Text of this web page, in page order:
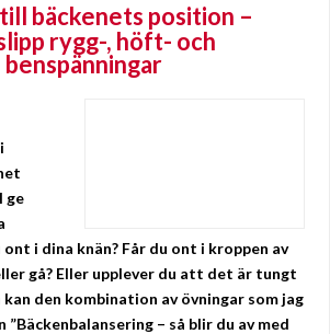
bäckenets position –
rygg-, höft- och
benspänningar
ge
i dina knän? Får du ont i kroppen av
gå? Eller upplever du att det är tungt
den kombination av övningar som jag
– så blir du av med